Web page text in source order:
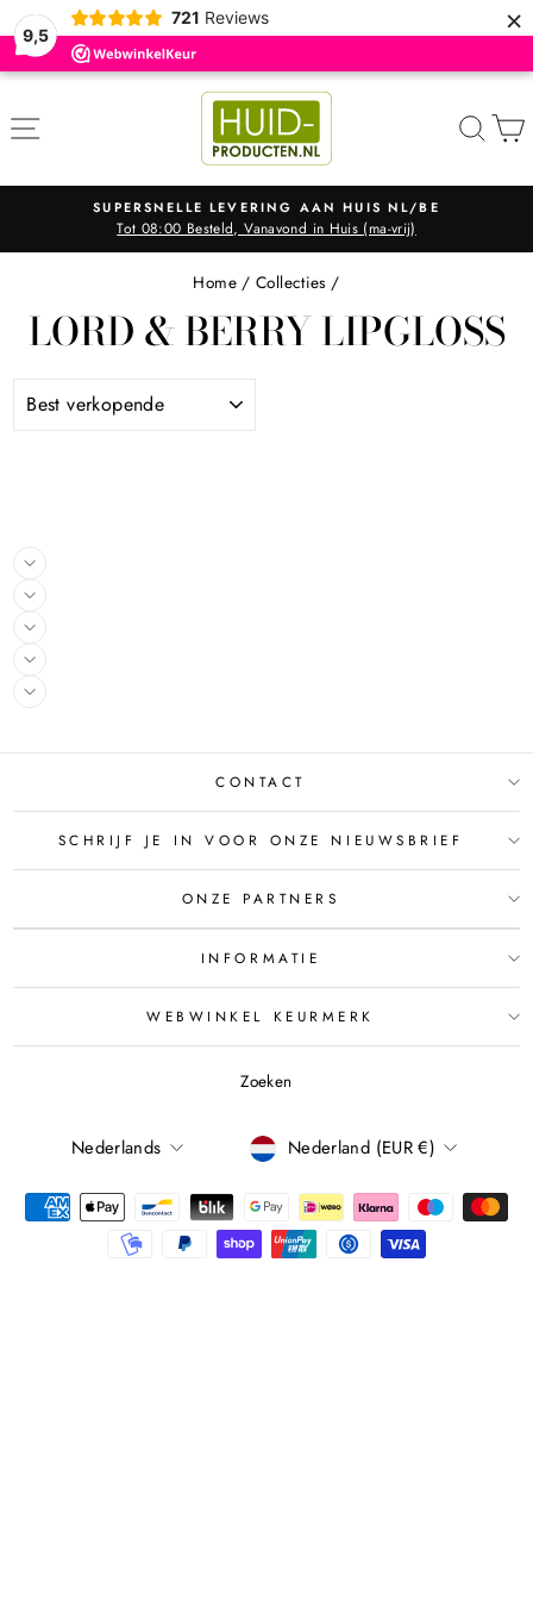
9,5
721 Reviews ×
Diavoorstelling
SUPERSNELLE LEVERING AAN HUIS NL/BE
Tot 08:00 Besteld, Vanavond in Huis (ma-vrij)
Home / Collecties /
LORD & BERRY LIPGLOSS
CONTACT
SCHRIJF JE IN VOOR ONZE NIEUWSBRIEF
ONZE PARTNERS
INFORMATIE
WEBWINKEL KEURMERK
Zoeken
TAAL
Nederlands Nederland (EUR €)